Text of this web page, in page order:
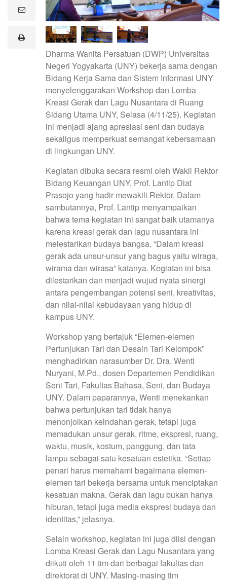
e
lprint
Dharma Wanita Persatuan (DWP) Universitas
Negeri Yogyakarta (UNY) bekerja sama dengan
Bidang Kerja Sama dan Sistem Informasi UNY
menyelenggarakan Workshop dan Lomba
Kreasi Gerak dan Lagu Nusantara di Ruang
Sidang Utama UNY, Selasa (4/11/25). Kegiatan
ini menjadi ajang apresiasi seni dan budaya
sekaligus memperkuat semangat kebersamaan
di lingkungan UNY.
Kegiatan dibuka secara resmi oleh Wakil Rektor
Bidang Keuangan UNY, Prof. Lantip Diat
Prasojo yang hadir mewakili Rektor. Dalam
sambutannya, Prof. Lantip menyampaikan
bahwa tema kegiatan ini sangat baik utamanya
karena kreasi gerak dan lagu nusantara ini
melestarikan budaya bangsa. “Dalam kreasi
gerak ada unsur-unsur yang bagus yaitu wiraga,
wirama dan wirasa” katanya. Kegiatan ini bisa
dilestarikan dan menjadi wujud nyata sinergi
antara pengembangan potensi seni, kreativitas,
dan nilai-nilai kebudayaan yang hidup di
kampus UNY.
Workshop yang bertajuk “Elemen-elemen
Pertunjukan Tari dan Desain Tari Kelompok”
menghadirkan narasumber Dr. Dra. Wenti
Nuryani, M.Pd., dosen Departemen Pendidikan
Seni Tari, Fakultas Bahasa, Seni, dan Budaya
UNY. Dalam paparannya, Wenti menekankan
bahwa pertunjukan tari tidak hanya
menonjolkan keindahan gerak, tetapi juga
memadukan unsur gerak, ritme, ekspresi, ruang,
waktu, musik, kostum, panggung, dan tata
lampu sebagai satu kesatuan estetika. “Setiap
penari harus memahami bagaimana elemen-
elemen tari bekerja bersama untuk menciptakan
kesatuan makna. Gerak dan lagu bukan hanya
hiburan, tetapi juga media ekspresi budaya dan
identitas,” jelasnya.
Selain workshop, kegiatan ini juga diisi dengan
Lomba Kreasi Gerak dan Lagu Nusantara yang
diikuti oleh 11 tim dari berbagai fakultas dan
direktorat di UNY. Masing-masing tim